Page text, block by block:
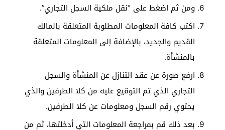
ومن ثم اضغط على “نقل ملكية السجل التجاري”.
اكتب كافة المعلومات المطلوبة المتعلقة بالمالك
القديم والجديد، بالإضافة إلى المعلومات المتعلقة
بالمنشأة.
ارفع صورة عن عقد التنازل عن المنشأة والسجل
التجاري الذي تم التوقيع عليه من كلا الطرفين والذي
يحتوي رقم السجل ومعلومات عن كلا الطرفين.
بعد ذلك قم بمراجعة المعلومات التي أدخلتها، ثم من